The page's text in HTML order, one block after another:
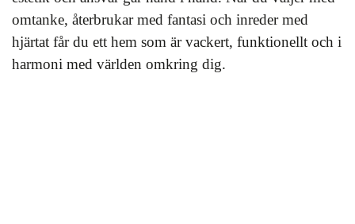
omtanke, återbrukar med fantasi och inreder med
hjärtat får du ett hem som är vackert, funktionellt och i
harmoni med världen omkring dig.